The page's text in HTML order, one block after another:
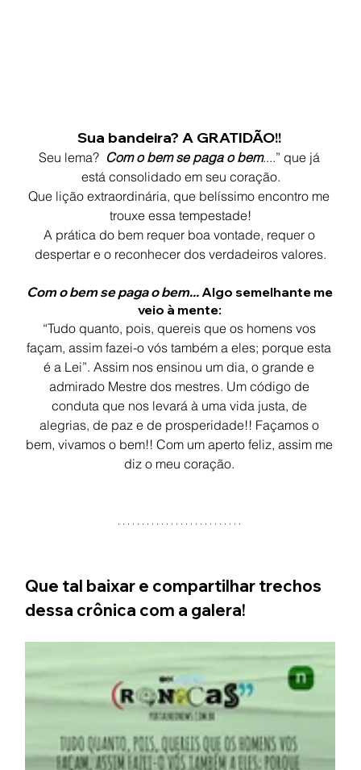
Sua bandeira? A GRATIDÃO!!
Seu lema? Com o bem se paga o bem....” que já
está consolidado em seu coração.
Que lição extraordinária, que belíssimo encontro me
trouxe essa tempestade!
A prática do bem requer boa vontade, requer o
despertar e o reconhecer dos verdadeiros valores.
Com o bem se paga o bem... Algo semelhante me
veio à mente:
“Tudo quanto, pois, quereis que os homens vos
façam, assim fazei-o vós também a eles; porque esta
é a Lei”. Assim nos ensinou um dia, o grande e
admirado Mestre dos mestres. Um código de
conduta que nos levará à uma vida justa, de
alegrias, de paz e de prosperidade!! Façamos o
bem, vivamos o bem!! Com um aperto feliz, assim me
diz o meu coração.
Que tal baixar e compartilhar trechos
dessa crônica com a galera!